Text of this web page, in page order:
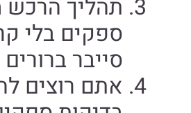
תהליך
ספקים בלי
סייבר ברורים
אתם רוצים